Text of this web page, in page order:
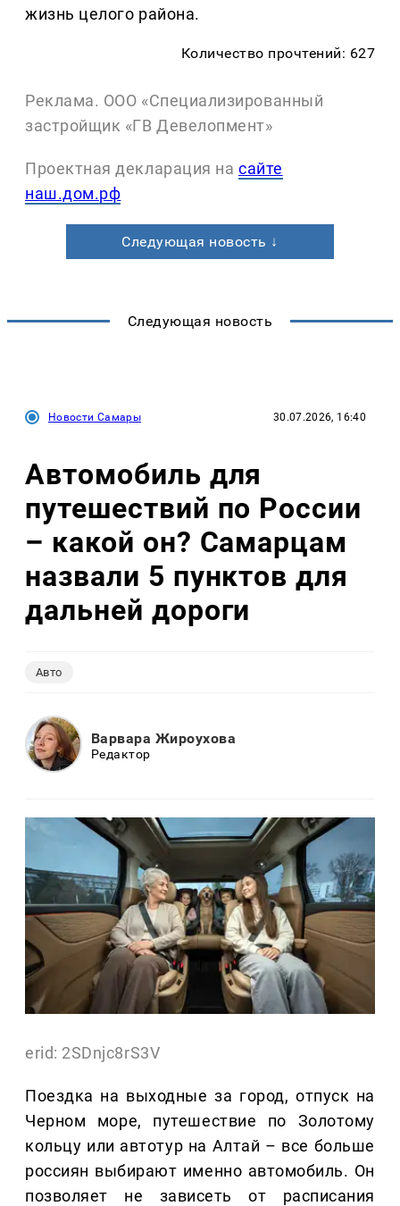
жизнь целого района.
Количество прочтений: 627
Реклама. ООО «Специализированный
застройщик «ГВ Девелопмент»
Проектная декларация на сайте
наш.дом.рф
Следующая новость ↓
Следующая новость
Новости Самары 30.07.2026, 16:40
Автомобиль для
путешествий по России
– какой он? Самарцам
назвали 5 пунктов для
дальней дороги
Авто
Варвара Жироухова
Редактор
erid: 2SDnjc8rS3V
Поездка на выходные за город, отпуск на
Черном море, путешествие по Золотому
кольцу или автотур на Алтай – все больше
россиян выбирают именно автомобиль. Он
позволяет не зависеть от расписания